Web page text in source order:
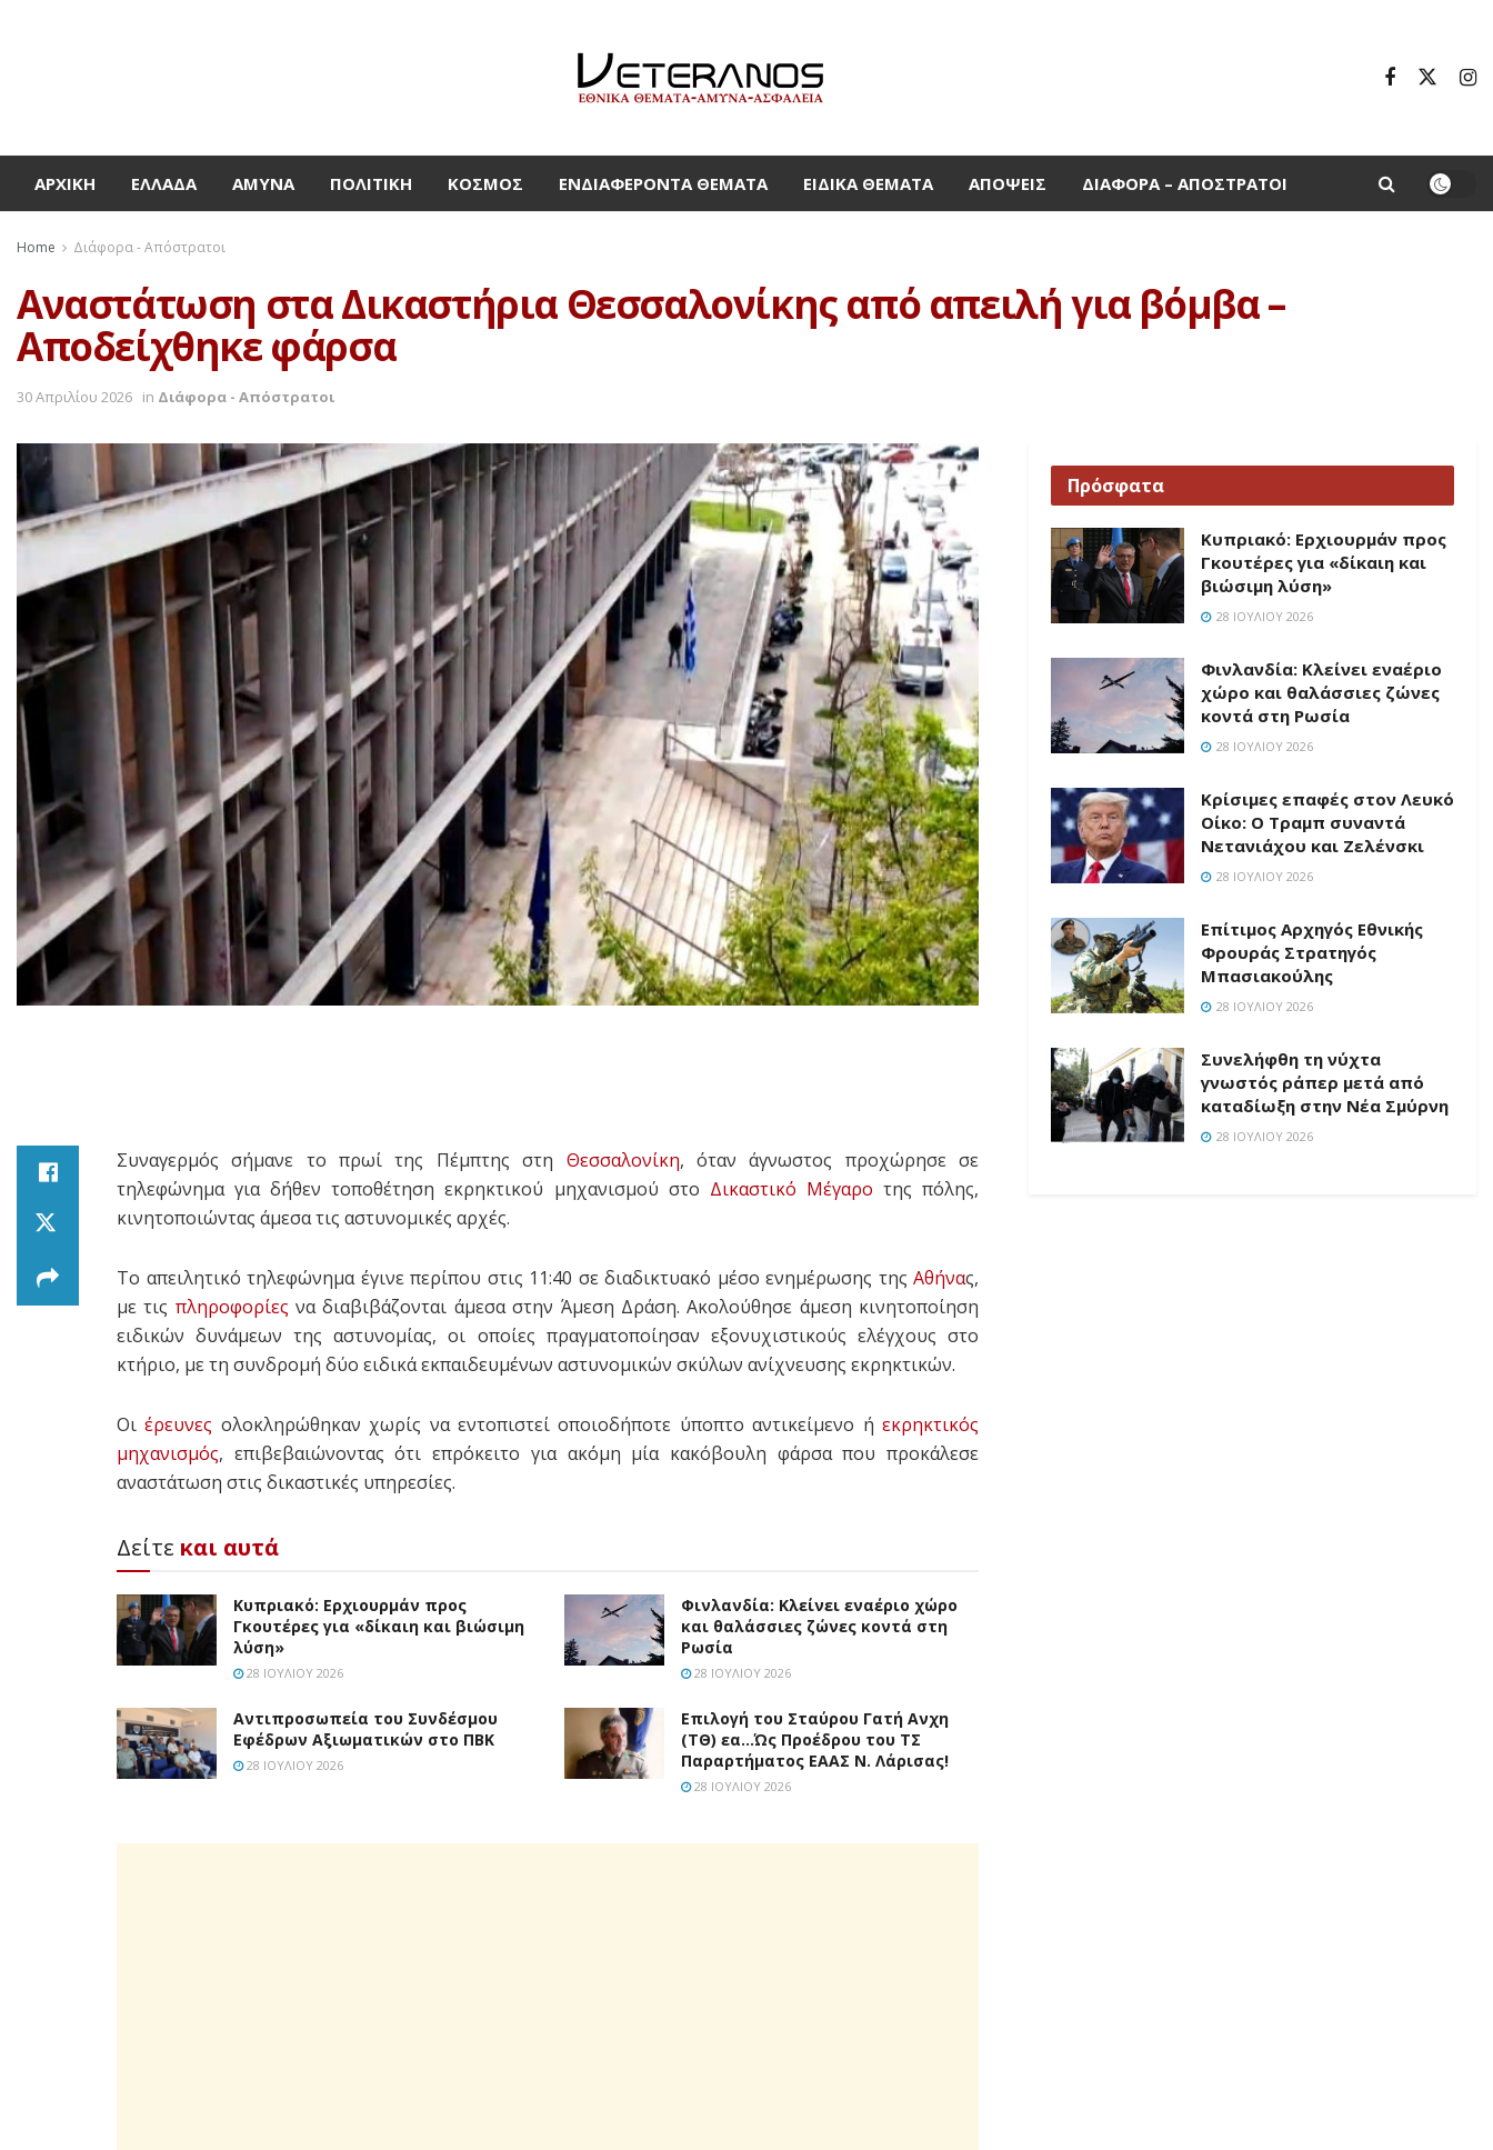
ΑΡΧΙΚΉ ΕΛΛΆΔΑ ΆΜΥΝΑ ΠΟΛΙΤΙΚΉ ΚΌΣΜΟΣ ΕΝΔΙΑΦΈΡΟΝΤΑ ΘΈΜΑΤΑ ΕΙΔΙΚΆ ΘΈΜΑΤΑ ΑΠΌΨΕΙΣ ΔΙΆΦΟΡΑ – ΑΠΌΣΤΡΑΤΟΙ
Home Διάφορα - Απόστρατοι
Αναστάτωση στα Δικαστήρια Θεσσαλονίκης από απειλή για βόμβα –
Αποδείχθηκε φάρσα
30 Απριλίου 2026 in Διάφορα - Απόστρατοι
Συναγερμός σήμανε το πρωί της Πέμπτης στη Θεσσαλονίκη, όταν άγνωστος προχώρησε σε
τηλεφώνημα για δήθεν τοποθέτηση εκρηκτικού μηχανισμού στο Δικαστικό Μέγαρο της πόλης,
κινητοποιώντας άμεσα τις αστυνομικές αρχές.
Το απειλητικό τηλεφώνημα έγινε περίπου στις 11:40 σε διαδικτυακό μέσο ενημέρωσης της Αθήνας,
με τις πληροφορίες να διαβιβάζονται άμεσα στην Άμεση Δράση. Ακολούθησε άμεση κινητοποίηση
ειδικών δυνάμεων της αστυνομίας, οι οποίες πραγματοποίησαν εξονυχιστικούς ελέγχους στο
κτήριο, με τη συνδρομή δύο ειδικά εκπαιδευμένων αστυνομικών σκύλων ανίχνευσης εκρηκτικών.
Οιέρευνες ολοκληρώθηκαν χωρίς να εντοπιστεί οποιοδήποτε ύποπτο αντικείμενο ήεκρηκτικός
μηχανισμός, επιβεβαιώνοντας ότι επρόκειτο για ακόμη μία κακόβουλη φάρσα που προκάλεσε
αναστάτωση στις δικαστικές υπηρεσίες.
Δείτε και αυτά
Κυπριακό: Ερχιουρμάν προς
Γκουτέρες για «δίκαιη και βιώσιμη
λύση»
28 ΙΟΥΛΊΟΥ 2026
Φινλανδία: Κλείνει εναέριο χώρο
και θαλάσσιες ζώνες κοντά στη
Ρωσία
28 ΙΟΥΛΊΟΥ 2026
Aντιπροσωπεία του Συνδέσμου
Εφέδρων Αξιωματικών στο ΠΒΚ
28 ΙΟΥΛΊΟΥ 2026
Επιλογή του Σταύρου Γατή Ανχη
(ΤΘ) εα…Ώς Προέδρου του ΤΣ
Παραρτήματος ΕΑΑΣ Ν. Λάρισας!
28 ΙΟΥΛΊΟΥ 2026
Πρόσφατα
Κυπριακό: Ερχιουρμάν προς
Γκουτέρες για «δίκαιη και
βιώσιμη λύση»
28 ΙΟΥΛΊΟΥ 2026
Φινλανδία: Κλείνει εναέριο
χώρο και θαλάσσιες ζώνες
κοντά στη Ρωσία
28 ΙΟΥΛΊΟΥ 2026
Κρίσιμες επαφές στον Λευκό
Οίκο: Ο Τραμπ συναντά
Νετανιάχου και Ζελένσκι
28 ΙΟΥΛΊΟΥ 2026
Επίτιμος Αρχηγός Εθνικής
Φρουράς Στρατηγός
Μπασιακούλης
28 ΙΟΥΛΊΟΥ 2026
Συνελήφθη τη νύχτα
γνωστός ράπερ μετά από
καταδίωξη στην Νέα Σμύρνη
28 ΙΟΥΛΊΟΥ 2026